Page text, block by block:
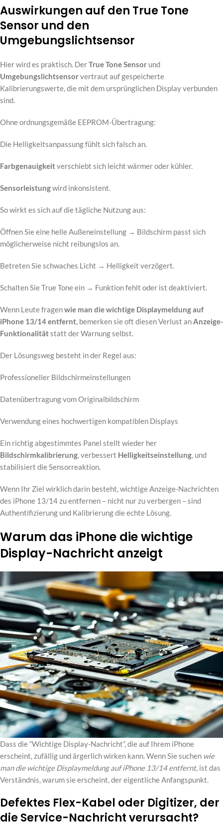
Auswirkungen auf den True Tone
Sensor und den
Umgebungslichtsensor
Hier wird es praktisch. DerTrue Tone Sensor und
Umgebungslichtsensorvertraut auf gespeicherte
Kalibrierungswerte, die mit dem ursprünglichen Display verbunden
sind.
Ohne ordnungsgemäße EEPROM-Übertragung:
Die Helligkeitsanpassung fühlt sich falsch an.
Farbgenauigkeitverschiebt sich leicht wärmer oder kühler.
Sensorleistungwird inkonsistent.
So wirkt es sich auf die tägliche Nutzung aus:
Öffnen Sie eine helle Außeneinstellung → Bildschirm passt sich
möglicherweise nicht reibungslos an.
Betreten Sie schwaches Licht → Helligkeit verzögert.
Schalten Sie True Tone ein → Funktion fehlt oder ist deaktiviert.
Wenn Leute fragenwie man die wichtige Displaymeldung auf
iPhone 13/14 entfernt, bemerken sie oft diesen Verlust anAnzeige-
Funktionalitätstatt der Warnung selbst.
Der Lösungsweg besteht in der Regel aus:
Professioneller Bildschirmeinstellungen
Datenübertragung vom Originalbildschirm
Verwendung eines hochwertigen kompatiblen Displays
Ein richtig abgestimmtes Panel stellt wieder her
Bildschirmkalibrierung, verbessert Helligkeitseinstellung, und
stabilisiert die Sensorreaktion.
Wenn Ihr Ziel wirklich darin besteht, wichtige Anzeige-Nachrichten
des iPhone 13/14 zu entfernen – nicht nur zu verbergen – sind
Authentifizierung und Kalibrierung die echte Lösung.
Warum das iPhone die wichtige
Display-Nachricht anzeigt
Dass die “Wichtige Display-Nachricht”, die auf Ihrem iPhone
erscheint, zufällig und ärgerlich wirken kann. Wenn Sie suchen wie
man die wichtige Displaymeldung auf iPhone 13/14 entfernt, ist das
Verständnis, warum sie erscheint, der eigentliche Anfangspunkt.
Defektes Flex-Kabel oder Digitizer, der
die Service-Nachricht verursacht?